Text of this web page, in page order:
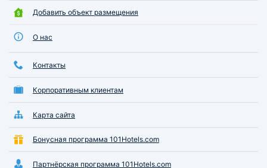
Добавить объект размещения
О нас
Контакты
Корпоративным клиентам
Карта сайта
Бонусная программа 101Hotels.com
Партнёрская программа 101Hotels.com